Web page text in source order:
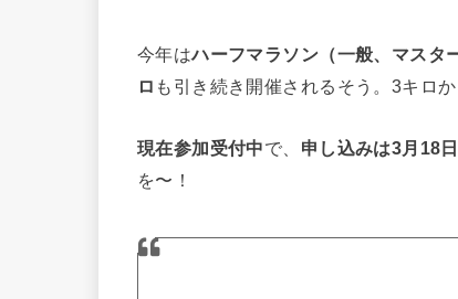
今年はハーフマラソン（一般、マスタ
ロ も引き続き開催されるそう。3キロ
現在参加受付中で、 申し込みは3月18
を〜！